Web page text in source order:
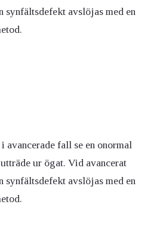
synfältsdefekt avslöjas med en
avancerade fall se en onormal
ur ögat. Vid avancerat
synfältsdefekt avslöjas med en